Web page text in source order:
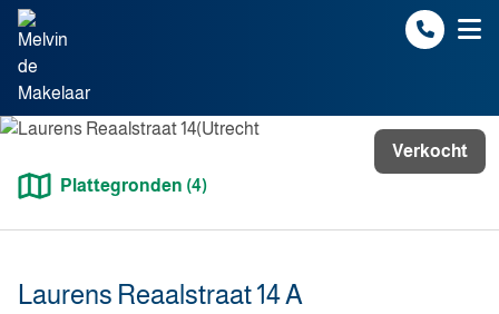
Spring naar inhoud
Verkocht
Plattegronden (4)
Laurens Reaalstraat 14 A